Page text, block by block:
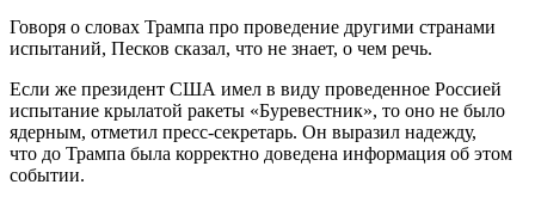
Говоря о словах Трампа про проведение другими странами
испытаний, Песков сказал, что не знает, о чем речь.
Если же президент США имел в виду проведенное Россией
испытание крылатой ракеты «Буревестник», то оно не было
ядерным, отметил пресс-секретарь. Он выразил надежду,
что до Трампа была корректно доведена информация об этом
событии.